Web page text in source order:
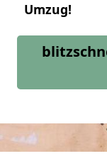
Umzug!